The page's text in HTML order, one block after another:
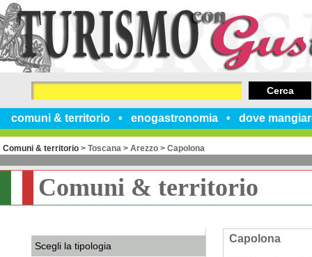
comuni & territorio enogastronomia dove
Cerca
Comuni & territorio > Toscana > Arezzo > Capolona
Comuni & territorio
Capolona
Scegli la tipologia